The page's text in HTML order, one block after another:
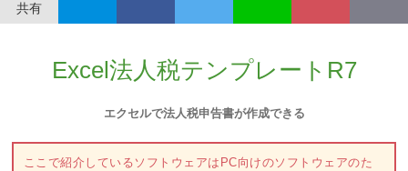
共有
Excel法人税テンプレートR7
エクセルで法人税申告書が作成できる
ここで紹介しているソフトウェアはPC向けのソフトウェアのた